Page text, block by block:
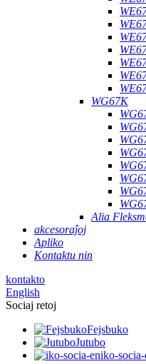
WG67K
Alia
akcesoraĵoj
Apliko
Kontaktu nin
kontakto
English
Sociaj retoj
Fejsbuko
Jutubo
iko-socia-